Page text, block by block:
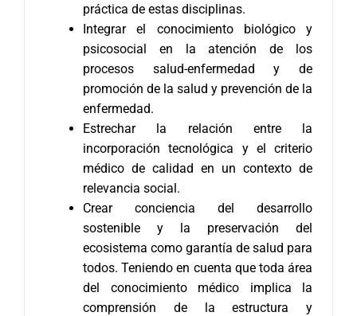
práctica de estas disciplinas.
Integrar el conocimiento biológico y
psicosocial en la atención de los
procesos salud-enfermedad y de
promoción de la salud y prevención de la
enfermedad.
Estrechar la relación entre la
incorporación tecnológica y el criterio
médico de calidad en un contexto de
relevancia social.
Crear conciencia del desarrollo
sostenible y la preservación del
ecosistema como garantía de salud para
todos. Teniendo en cuenta que toda área
del conocimiento médico implica la
comprensión de la estructura y